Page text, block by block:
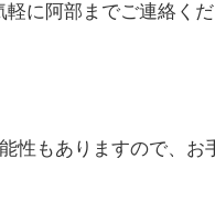
に阿部までご連絡く
もありますので、